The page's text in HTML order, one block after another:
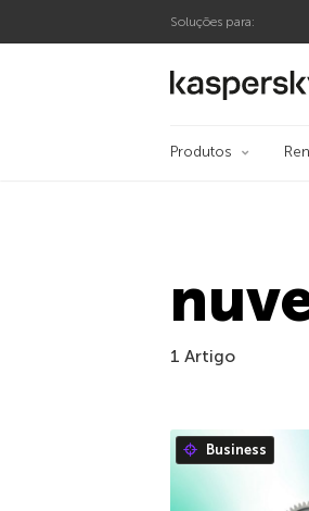
Soluções para:
Produtos
1 Artigo
Business